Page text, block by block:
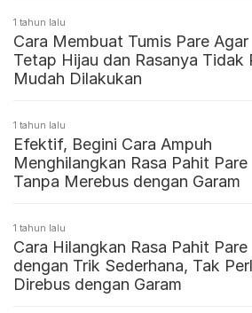
1 tahun lalu
Cara Membuat Tumis Pare Agar
Tetap Hijau dan Rasanya Tidak
Mudah Dilakukan
1 tahun lalu
Efektif, Begini Cara Ampuh
Menghilangkan Rasa Pahit Pare
Tanpa Merebus dengan Garam
1 tahun lalu
Cara Hilangkan Rasa Pahit Pare
dengan Trik Sederhana, Tak
Direbus dengan Garam